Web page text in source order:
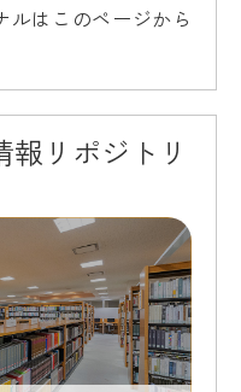
ルはこのページから
リポジトリ